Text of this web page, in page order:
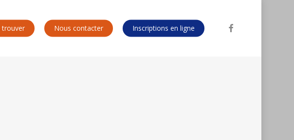
trouver Nous contacter Inscriptions en ligne facebook